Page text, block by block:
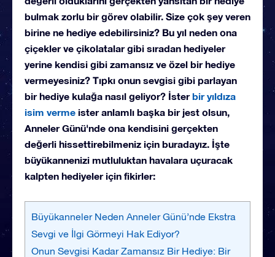
bulmak zorlu bir görev olabilir. Size çok şey veren
birine ne hediye edebilirsiniz? Bu yıl neden ona
çiçekler ve çikolatalar gibi sıradan hediyeler
yerine kendisi gibi zamansız ve özel bir hediye
vermeyesiniz? Tıpkı onun sevgisi gibi parlayan
bir hediye kulağa nasıl geliyor? İsterbir yıldıza
isim verme ister anlamlı başka bir jest olsun,
Anneler Günü'nde ona kendisini gerçekten
değerli hissettirebilmeniz için buradayız. İşte
büyükannenizi mutluluktan havalara uçuracak
kalpten hediyeler için fikirler:
Büyükanneler Neden Anneler Günü’nde Ekstra
Sevgi ve İlgi Görmeyi Hak Ediyor?
Onun Sevgisi Kadar Zamansız Bir Hediye: Bir